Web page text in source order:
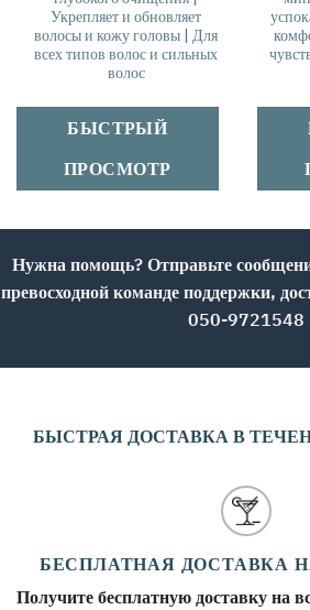
Укрепляет и обновляет
волосы и кожу головы | Для
всех типов волос и сильных
волос
БЫСТРЫЙ
ПРОСМОТР
Нужна помощь? Отправьте
превосходной команде поддержки,
050-9721548
БЫСТРАЯ ДОСТАВКА В
БЕСПЛАТНАЯ ДОСТАВКА
Получите бесплатную доставку на